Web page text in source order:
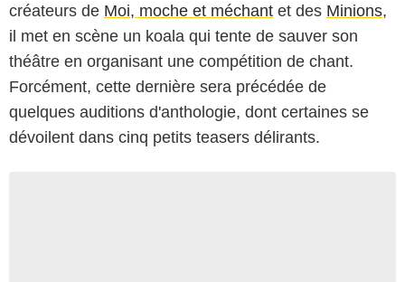
créateurs de Moi, moche et méchant et des Minions,
il met en scène un koala qui tente de sauver son
théâtre en organisant une compétition de chant.
Forcément, cette dernière sera précédée de
quelques auditions d'anthologie, dont certaines se
dévoilent dans cinq petits teasers délirants.